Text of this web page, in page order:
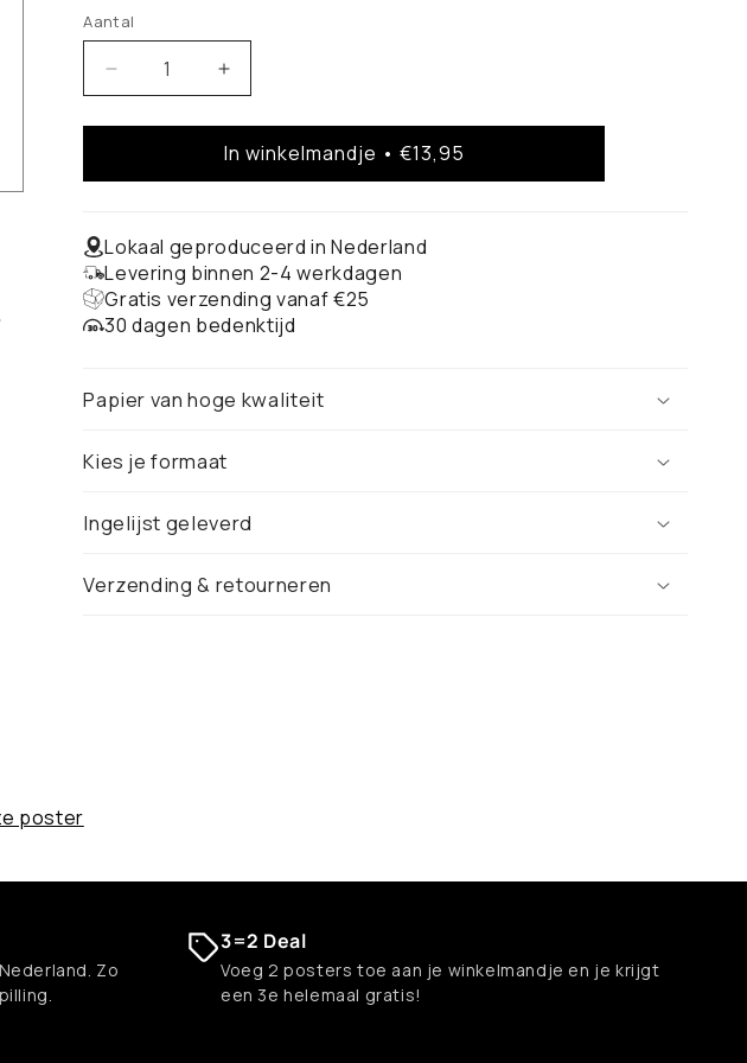
Aantal
Aantal
verlagen
voor
Stadskaart
Aantal
verhogen
voor
Zoetermeer
Stadskaart
In winkelmandje • €13,95
Lokaal geproduceerd in Nederland
Levering binnen 2-4 werkdagen
Gratis verzending vanaf €25
30 dagen bedenktijd
Papier van hoge kwaliteit
Kies je formaat
Ingelijst geleverd
Verzending & retourneren
poster
Zo
3=2 Deal
Voeg 2 posters toe aan je winkelmandje en je krijgt
een 3e helemaal gratis!